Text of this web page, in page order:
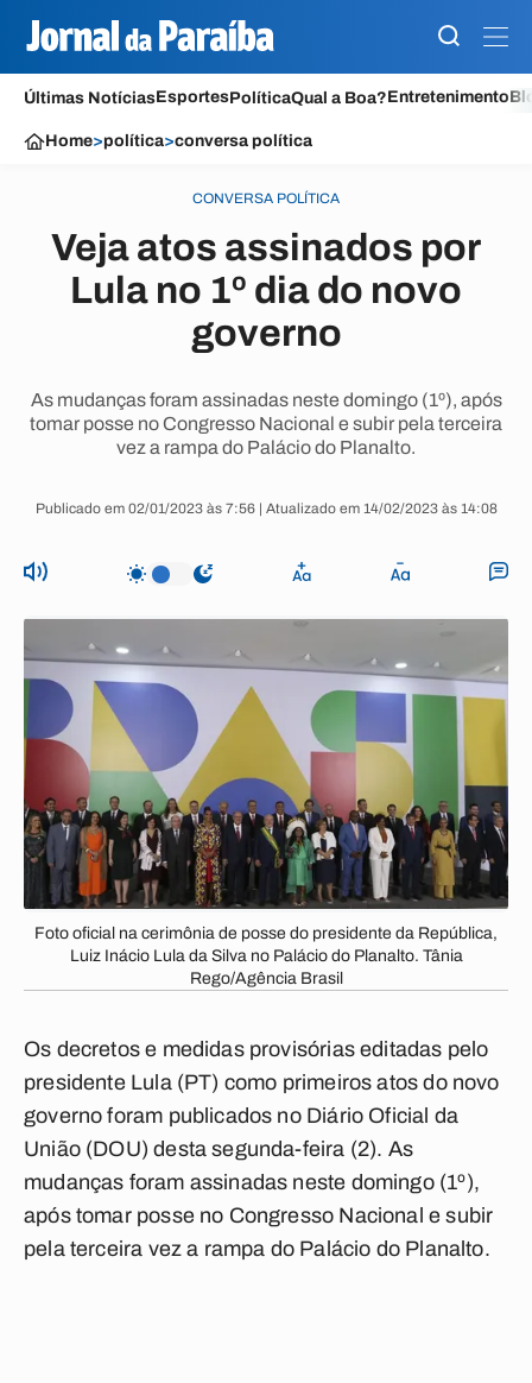
Últimas NotíciasEsportesPolíticaQual a Boa?Entretenimento
Home>política>conversa política
CONVERSA POLÍTICA
Veja atos assinados por
Lula no 1º dia do novo
governo
As mudanças foram assinadas neste domingo (1º), após
tomar posse no Congresso Nacional e subir pela terceira
vez a rampa do Palácio do Planalto.
Publicado em 02/01/2023 às 7:56 | Atualizado em 14/02/2023 às 14:08
Foto oficial na cerimônia de posse do presidente da República,
Luiz Inácio Lula da Silva no Palácio do Planalto. Tânia
Rego/Agência Brasil
Os decretos e medidas provisórias editadas pelo
presidente Lula (PT) como primeiros atos do novo
governo foram publicados no Diário Oficial da
União (DOU) desta segunda-feira (2). As
mudanças foram assinadas neste domingo (1º),
após tomar posse no Congresso Nacional e subir
pela terceira vez a rampa do Palácio do Planalto.